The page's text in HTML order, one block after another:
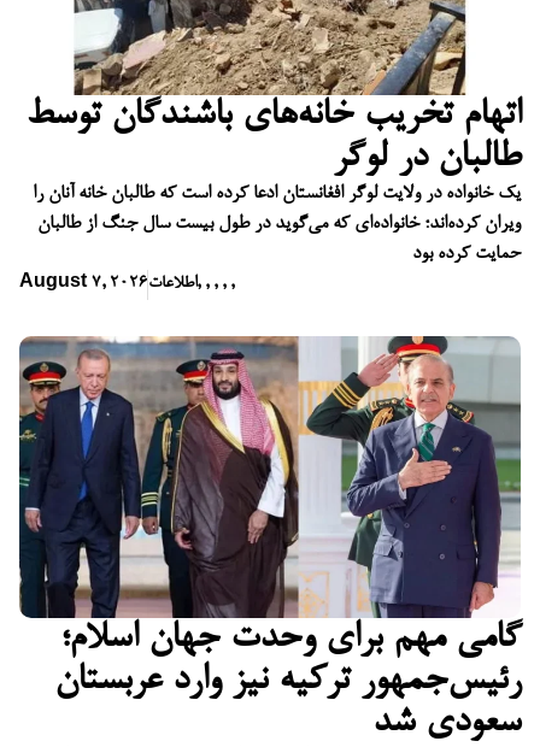
اتهام تخریب خانه‌های باشندگان توسط
طالبان در لوگر
یک خانواده در ولایت لوگر افغانستان ادعا کرده است که طالبان خانه آنان را
ویران کرده‌اند؛ خانواده‌ای که می‌گوید در طول بیست سال جنگ از طالبان
حمایت کرده بود
August 7, 2026اطلاعات, , , , ,
گامی مهم برای وحدت جهان اسلام؛
رئیس‌جمهور ترکیه نیز وارد عربستان
سعودی شد